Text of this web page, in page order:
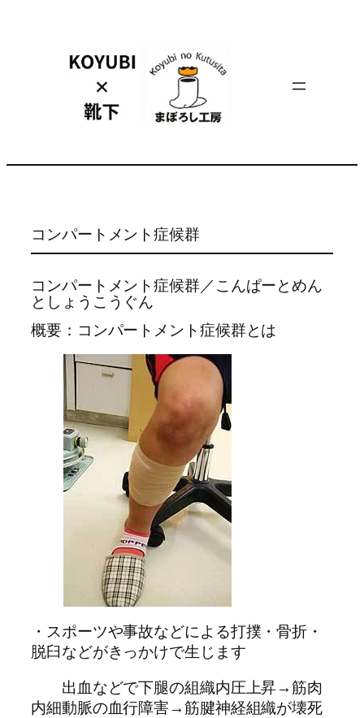
コンパートメント症候群
コンパートメント症候群／こんぱーとめん
としょうこうぐん
概要：コンパートメント症候群とは
・スポーツや事故などによる打撲・骨折・
脱臼などがきっかけで生じます
出血などで下腿の組織内圧上昇→筋肉
内細動脈の血行障害→筋腱神経組織が壊死